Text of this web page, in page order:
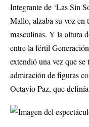
Integrante de ‘Las Sin
Mallo, alzaba su voz en
masculinas. Y la altura
entre la fértil
extendió una vez que
admiración de figuras
Octavio Paz, que